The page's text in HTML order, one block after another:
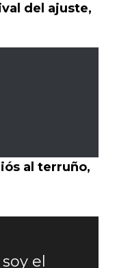
del ajuste,
al terruño,
soy el